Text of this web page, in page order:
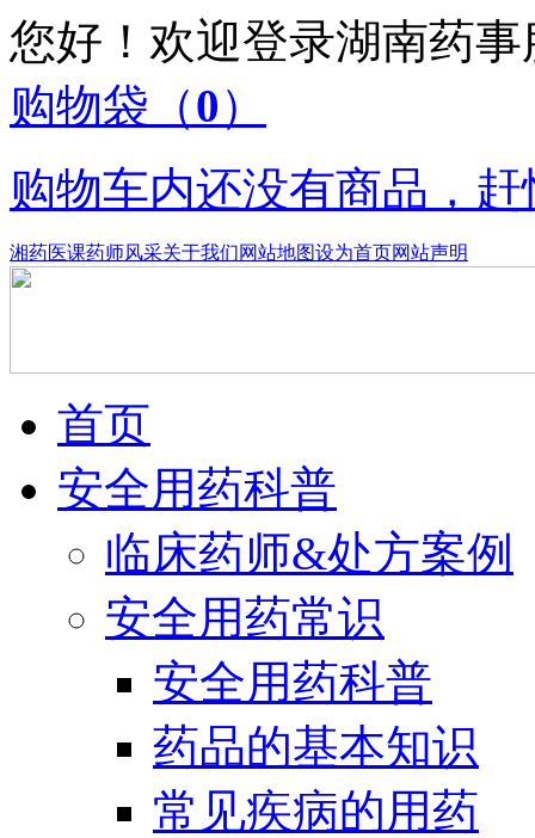
您好！欢迎登录湖南药
购物袋 （0）
购物车内还没有商品，
湘药医课药师风采关于我们网站地图设为首页网站声明
首页
安全用药科普
临床药师&处方案例
安全用药常识
安全用药科普
药品的基本知识
常见疾病的用药